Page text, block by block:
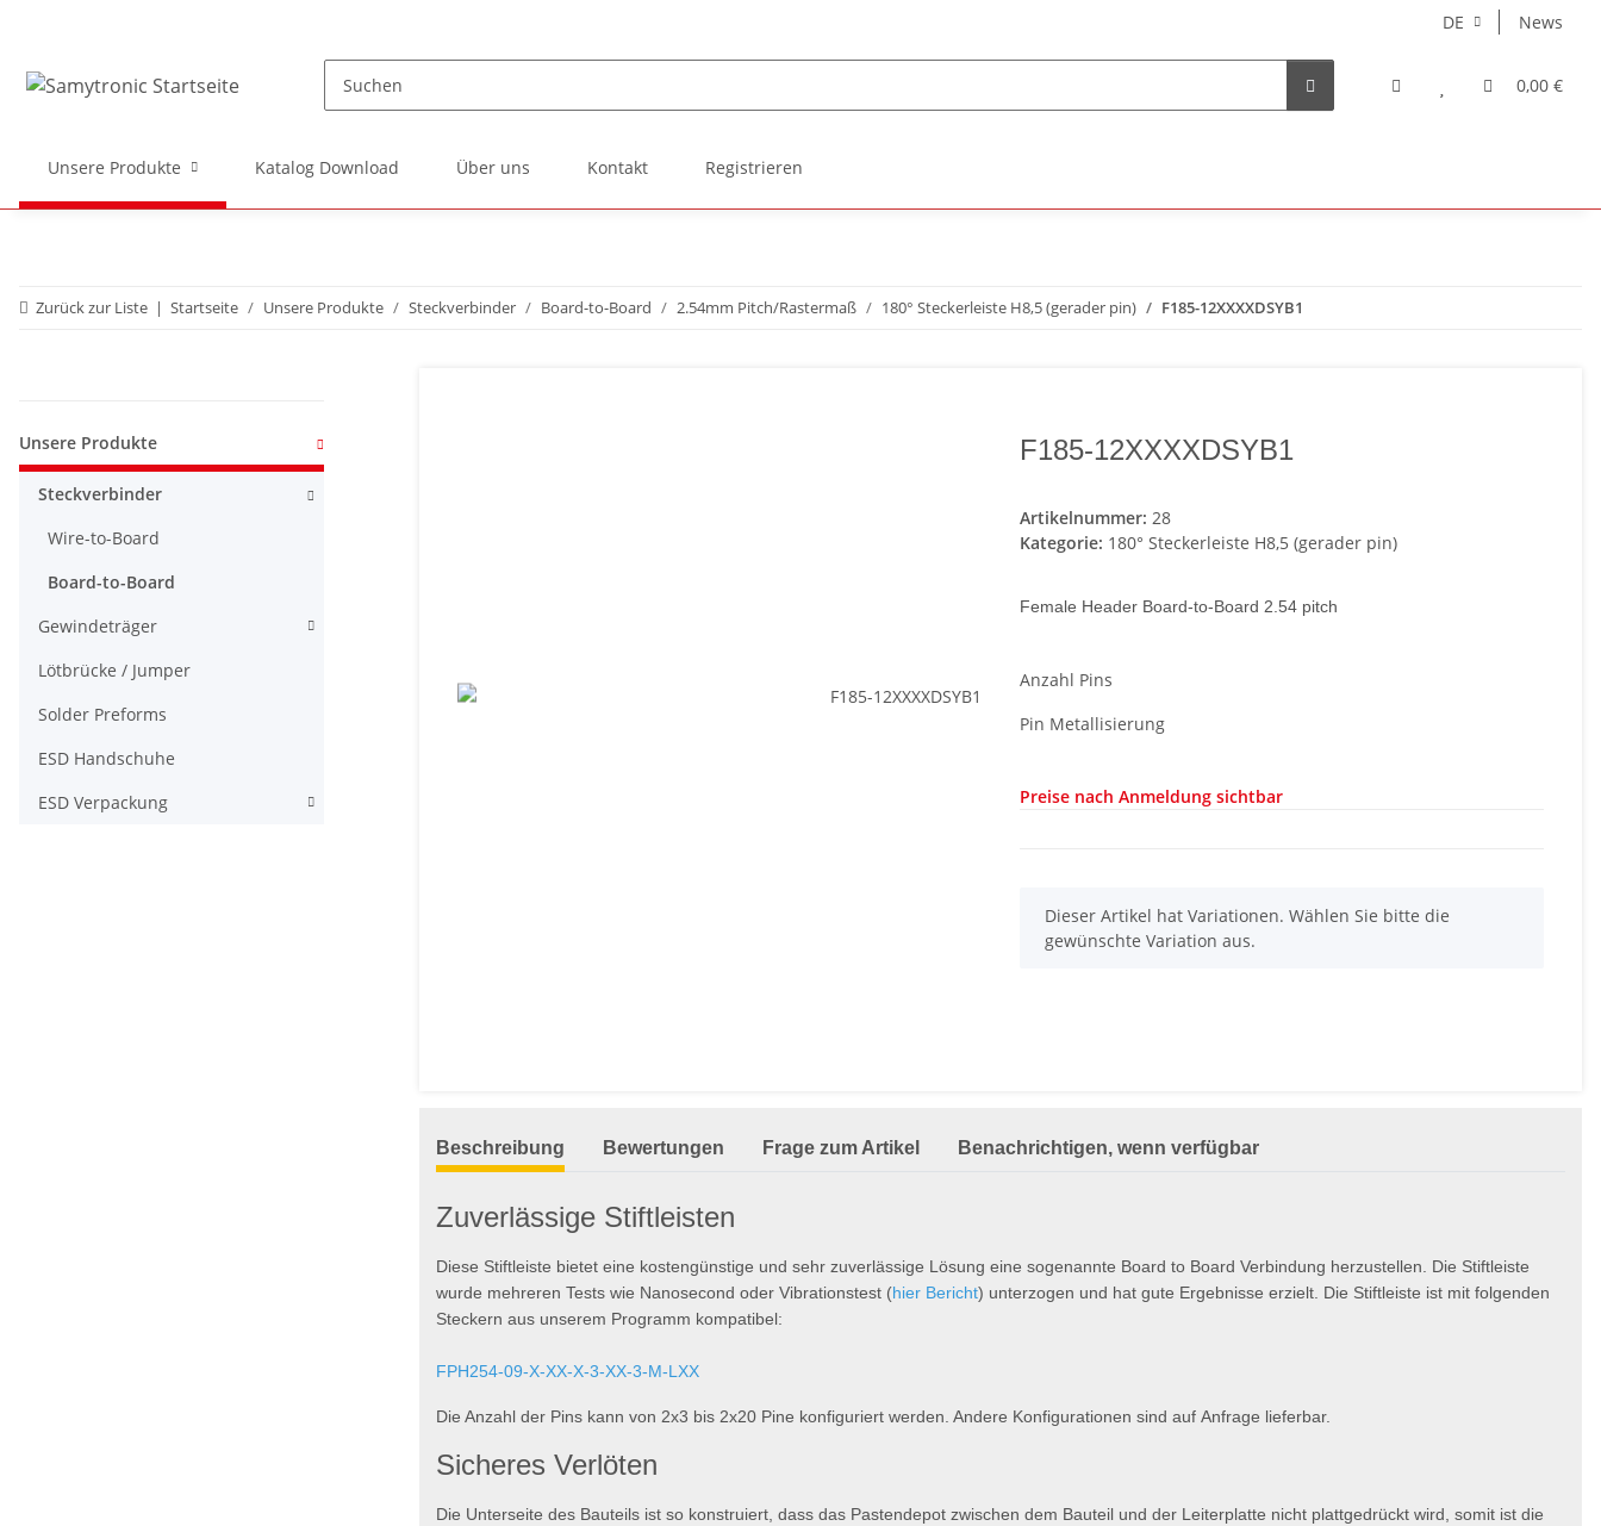
DE News
0,00 €
Unsere Produkte Katalog Download Über uns Kontakt Registrieren
Zurück zur Liste Startseite Unsere Produkte Steckverbinder Board-to-Board 2.54mm Pitch/Rastermaß 180° Steckerleiste H8,5 (gerader pin) F185-12XXXXDSYB1
F185-12XXXXDSYB1
Artikelnummer: 28
Kategorie: 180° Steckerleiste H8,5 (gerader pin)
Female Header Board-to-Board 2.54 pitch
Anzahl Pins
Pin Metallisierung
Preise nach Anmeldung sichtbar
x
Dieser Artikel hat Variationen. Wählen Sie bitte die
gewünschte Variation aus.
weitere Registerkarten anzeigen
Beschreibung Bewertungen Frage zum Artikel Benachrichtigen, wenn verfügbar
Zuverlässige Stiftleisten
Diese Stiftleiste bietet eine kostengünstige und sehr zuverlässige Lösung eine sogenannte Board to Board Verbindung herzustellen. Die Stiftleiste
wurde mehreren Tests wie Nanosecond oder Vibrationstest (hier Bericht) unterzogen und hat gute Ergebnisse erzielt. Die Stiftleiste ist mit folgenden
Steckern aus unserem Programm kompatibel:
FPH254-09-X-XX-X-3-XX-3-M-LXX
Die Anzahl der Pins kann von 2x3 bis 2x20 Pine konfiguriert werden. Andere Konfigurationen sind auf Anfrage lieferbar.
Sicheres Verlöten
Die Unterseite des Bauteils ist so konstruiert, dass das Pastendepot zwischen dem Bauteil und der Leiterplatte nicht plattgedrückt wird, somit ist die
Unsere Produkte
Steckverbinder
Wire-to-Board
Board-to-Board
Gewindeträger
Lötbrücke / Jumper
Solder Preforms
ESD Handschuhe
ESD Verpackung